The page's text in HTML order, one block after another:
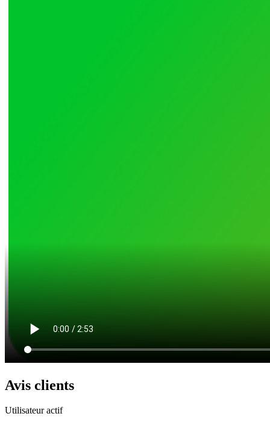
Avis clients
Utilisateur actif